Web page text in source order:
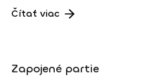
Slovensko a vtedy sa začala
Netrénujem iba bežných
Dornova metóda, spinal touch či
svojej pracovnej energie,
Čítať viac
Zapojené partie